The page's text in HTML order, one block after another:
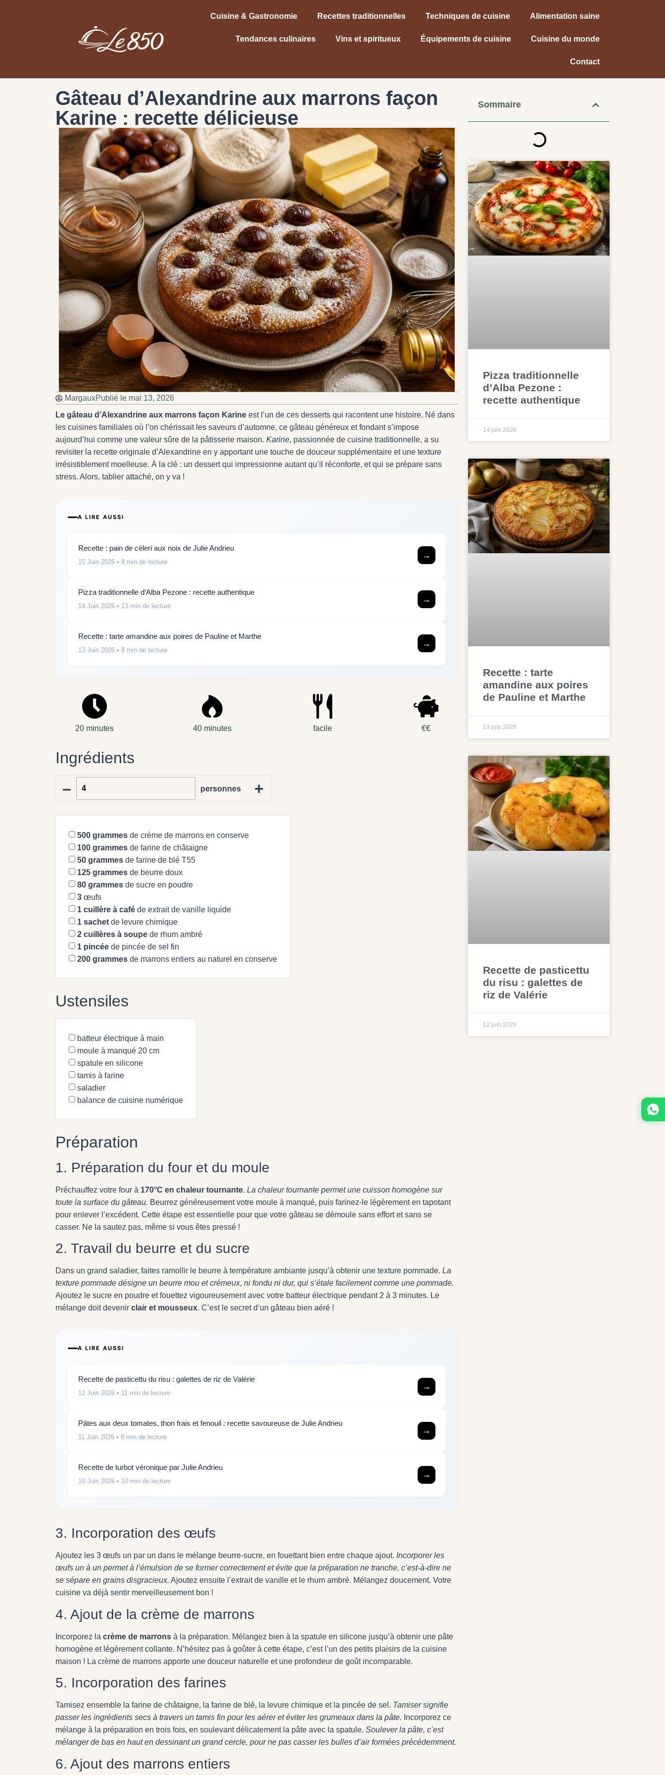
Cuisine & Gastronomie Recettes traditionnelles Techniques de cuisine Alimentation saine
Tendances culinaires Vins et spiritueux Équipements de cuisine Cuisine du monde
Contact
Sommaire
Pizza traditionnelle
d’Alba Pezone :
recette authentique
14 juin 2026
Recette : tarte
amandine aux poires
de Pauline et Marthe
13 juin 2026
Recette de pasticettu
du risu : galettes de
riz de Valérie
12 juin 2026
Gâteau d’Alexandrine aux marrons façon
Karine : recette délicieuse
MargauxPublié le mai 13, 2026
Le gâteau d’Alexandrine aux marrons façon Karine est l’un de ces desserts qui racontent une histoire. Né dans
les cuisines familiales où l’on chérissait les saveurs d’automne, ce gâteau généreux et fondant s’impose
aujourd’hui comme une valeur sûre de la pâtisserie maison. Karine, passionnée de cuisine traditionnelle, a su
revisiter la recette originale d’Alexandrine en y apportant une touche de douceur supplémentaire et une texture
irrésistiblement moelleuse. À la clé : un dessert qui impressionne autant qu’il réconforte, et qui se prépare sans
stress. Alors, tablier attaché, on y va !
A LIRE AUSSI
Recette : pain de céleri aux noix de Julie Andrieu
15 Juin 2026 • 9 min de lecture
→
Pizza traditionnelle d’Alba Pezone : recette authentique
14 Juin 2026 • 13 min de lecture
→
Recette : tarte amandine aux poires de Pauline et Marthe
13 Juin 2026 • 8 min de lecture
→
20 minutes 40 minutes facile €€
Ingrédients
–
personnes +
500 grammes de crème de marrons en conserve
100 grammes de farine de châtaigne
50 grammes de farine de blé T55
125 grammes de beurre doux
80 grammes de sucre en poudre
3 œufs
1 cuillère à café de extrait de vanille liquide
1 sachet de levure chimique
2 cuillères à soupe de rhum ambré
1 pincée de pincée de sel fin
200 grammes de marrons entiers au naturel en conserve
Ustensiles
batteur électrique à main
moule à manqué 20 cm
spatule en silicone
tamis à farine
saladier
balance de cuisine numérique
Préparation
1. Préparation du four et du moule
Préchauffez votre four à 170°C en chaleur tournante. La chaleur tournante permet une cuisson homogène sur
toute la surface du gâteau. Beurrez généreusement votre moule à manqué, puis farinez-le légèrement en tapotant
pour enlever l’excédent. Cette étape est essentielle pour que votre gâteau se démoule sans effort et sans se
casser. Ne la sautez pas, même si vous êtes pressé !
2. Travail du beurre et du sucre
Dans un grand saladier, faites ramollir le beurre à température ambiante jusqu’à obtenir une texture pommade. La
texture pommade désigne un beurre mou et crémeux, ni fondu ni dur, qui s’étale facilement comme une pommade.
Ajoutez le sucre en poudre et fouettez vigoureusement avec votre batteur électrique pendant 2 à 3 minutes. Le
mélange doit devenir clair et mousseux. C’est le secret d’un gâteau bien aéré !
A LIRE AUSSI
Recette de pasticettu du risu : galettes de riz de Valérie
12 Juin 2026 • 11 min de lecture
→
Pâtes aux deux tomates, thon frais et fenouil : recette savoureuse de Julie Andrieu
11 Juin 2026 • 8 min de lecture
→
Recette de turbot véronique par Julie Andrieu
10 Juin 2026 • 10 min de lecture
→
3. Incorporation des œufs
Ajoutez les 3 œufs un par un dans le mélange beurre-sucre, en fouettant bien entre chaque ajout. Incorporer les
œufs un à un permet à l’émulsion de se former correctement et évite que la préparation ne tranche, c’est-à-dire ne
se sépare en grains disgracieux. Ajoutez ensuite l’extrait de vanille et le rhum ambré. Mélangez doucement. Votre
cuisine va déjà sentir merveilleusement bon !
4. Ajout de la crème de marrons
Incorporez la crème de marrons à la préparation. Mélangez bien à la spatule en silicone jusqu’à obtenir une pâte
homogène et légèrement collante. N’hésitez pas à goûter à cette étape, c’est l’un des petits plaisirs de la cuisine
maison ! La crème de marrons apporte une douceur naturelle et une profondeur de goût incomparable.
5. Incorporation des farines
Tamisez ensemble la farine de châtaigne, la farine de blé, la levure chimique et la pincée de sel. Tamiser signifie
passer les ingrédients secs à travers un tamis fin pour les aérer et éviter les grumeaux dans la pâte. Incorporez ce
mélange à la préparation en trois fois, en soulevant délicatement la pâte avec la spatule. Soulever la pâte, c’est
mélanger de bas en haut en dessinant un grand cercle, pour ne pas casser les bulles d’air formées précédemment.
6. Ajout des marrons entiers